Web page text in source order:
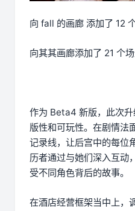
向 fall 的画廊 添加了 12
向其其画廊添加了 21 个
作为 Beta4 新版，此次
版性和可玩性。在剧情法
记录线，让后宫中的每位
历者通过与她们深入互动
受不同角色背后的故事。
在酒店经营框架当中上，